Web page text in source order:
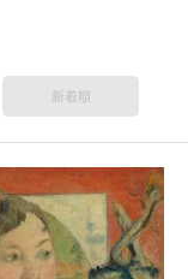
新着順